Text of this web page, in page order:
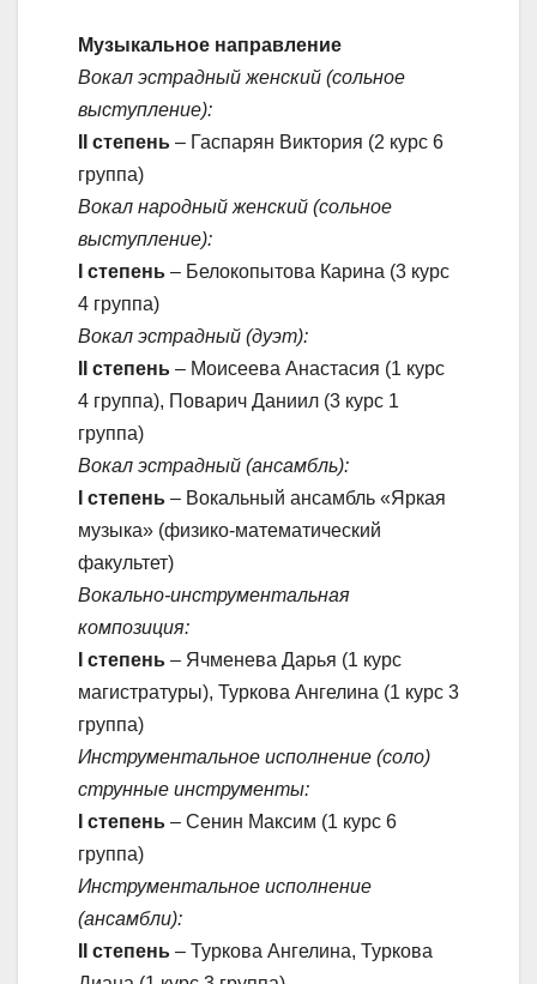
Музыкальное направление
Вокал эстрадный женский (сольное
выступление):
II степень – Гаспарян Виктория (2 курс 6
группа)
Вокал народный женский (сольное
выступление):
I степень – Белокопытова Карина (3 курс
4 группа)
Вокал эстрадный (дуэт):
II степень – Моисеева Анастасия (1 курс
4 группа), Поварич Даниил (3 курс 1
группа)
Вокал эстрадный (ансамбль):
I степень – Вокальный ансамбль «Яркая
музыка» (физико-математический
факультет)
Вокально-инструментальная
композиция:
I степень – Ячменева Дарья (1 курс
магистратуры), Туркова Ангелина (1 курс 3
группа)
Инструментальное исполнение (соло)
струнные инструменты:
I степень – Сенин Максим (1 курс 6
группа)
Инструментальное исполнение
(ансамбли):
II степень – Туркова Ангелина, Туркова